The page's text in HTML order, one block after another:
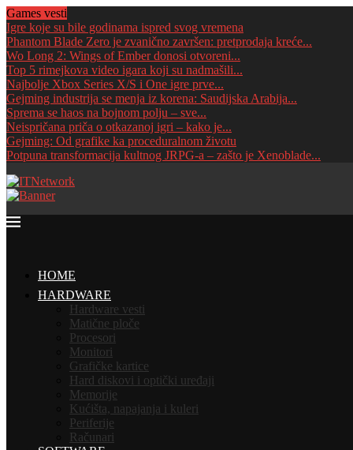
Games vesti
Igre koje su bile godinama ispred svog vremena
Phantom Blade Zero je zvanično završen: pretprodaja kreće...
Wo Long 2: Wings of Ember donosi otvoreni...
Top 5 rimejkova video igara koji su nadmašili...
Najbolje Xbox Series X/S i One igre prve...
Gejming industrija se menja iz korena: Saudijska Arabija...
Sprema se haos na bojnom polju – sve...
Neispričana priča o otkazanoj igri – kako je...
Gejming: Od grafike ka proceduralnom životu
Potpuna transformacija kultnog JRPG-a – zašto je Xenoblade...
HOME
HARDWARE
Hardware vesti
Matične ploče
Procesori
Monitori
Grafičke kartice
Hard diskovi i optički uređaji
Memorije
Kućišta, napajanja i kuleri
Periferije
Računari